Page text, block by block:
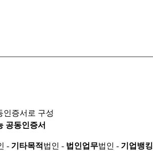
인증서로 구성
공동인증서
- 기타목적 법인 - 법인업무법인 - 기업뱅킹